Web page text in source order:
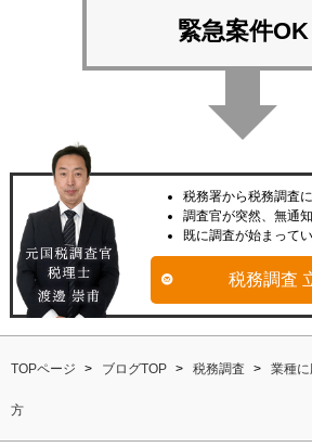
緊急案件OK
税務署から税務調査
調査官が突然、無通
既に調査が始まって
税務調査
TOPページ ブログTOP 税務調査 業種
方